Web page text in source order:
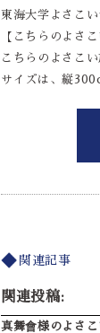
東海大学よさこ
【こちらのよさ
こちらのよさこ
サイズは、縦
関連記事
関連投稿:
真舞會様のよさ